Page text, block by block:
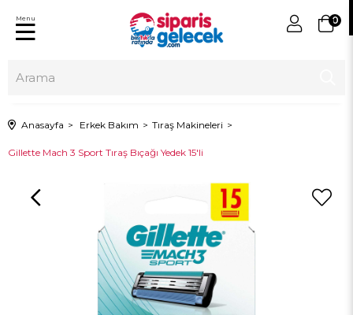
0
Menu
Anasayfa Erkek Bakım Tıraş Makineleri
Gillette Mach 3 Sport Tıraş Bıçağı Yedek 15'li